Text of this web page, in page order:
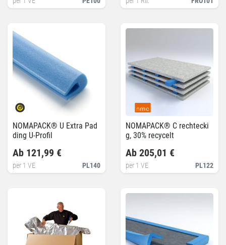
NOMAPACK® U Extra Pad
ding U-Profil
PL140
Ab 121,99 €
per 1 VE
NOMAPACK® C rechtecki
g, 30% recycelt
PL122
Ab 205,01 €
per 1 VE